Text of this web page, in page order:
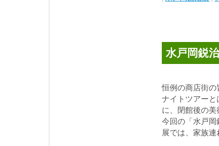
水戸岡鋭
恒例の商店街
ナイトツアー
に、閉館後の
今回の「水戸
展では、家族